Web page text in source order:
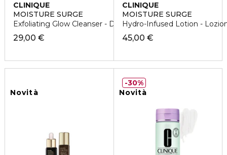
CLINIQUE
MOISTURE SURGE
Exfoliating Glow Cleanser - Detergente Esfoliante
29,00 €
CLINIQUE
MOISTURE SURGE
Hydro-Infused Lotion -
45,00 €
Novità Novità
30%